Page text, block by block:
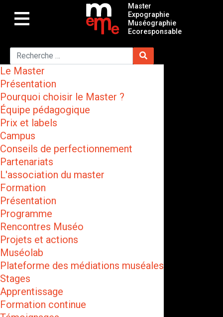
Master
Expographie
Muséographie
Ecoresponsable
Le Master
Présentation
Pourquoi choisir le Master ?
Équipe pédagogique
Prix et labels
Campus
Conseils de perfectionnement
Partenariats
L'association du master
Formation
Présentation
Programme
Rencontres Muséo
Projets et actions
Muséolab
Plateforme des médiations muséales
Stages
Apprentissage
Formation continue